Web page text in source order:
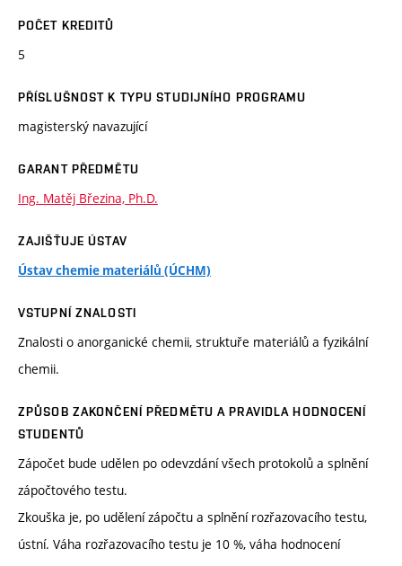
POČET KREDITŮ
5
PŘÍSLUŠNOST K TYPU STUDIJNÍHO PROGRAMU
magisterský navazující
GARANT PŘEDMĚTU
Ing. Matěj Březina, Ph.D.
ZAJIŠŤUJE ÚSTAV
Ústav chemie materiálů (ÚCHM)
VSTUPNÍ ZNALOSTI
Znalosti o anorganické chemii, struktuře materiálů a fyzikální
chemii.
ZPŮSOB ZAKONČENÍ PŘEDMĚTU A PRAVIDLA HODNOCENÍ
STUDENTŮ
Zápočet bude udělen po odevzdání všech protokolů a splnění
zápočtového testu.
Zkouška je, po udělení zápočtu a splnění rozřazovacího testu,
ústní. Váha rozřazovacího testu je 10 %, váha hodnocení